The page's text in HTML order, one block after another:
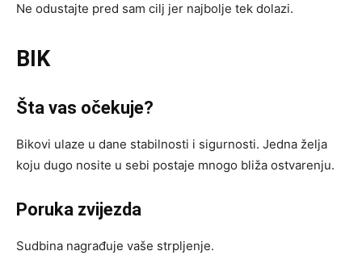
Ne odustajte pred sam cilj jer najbolje tek dolazi.
BIK
Šta vas očekuje?
Bikovi ulaze u dane stabilnosti i sigurnosti. Jedna želja
koju dugo nosite u sebi postaje mnogo bliža ostvarenju.
Poruka zvijezda
Sudbina nagrađuje vaše strpljenje.